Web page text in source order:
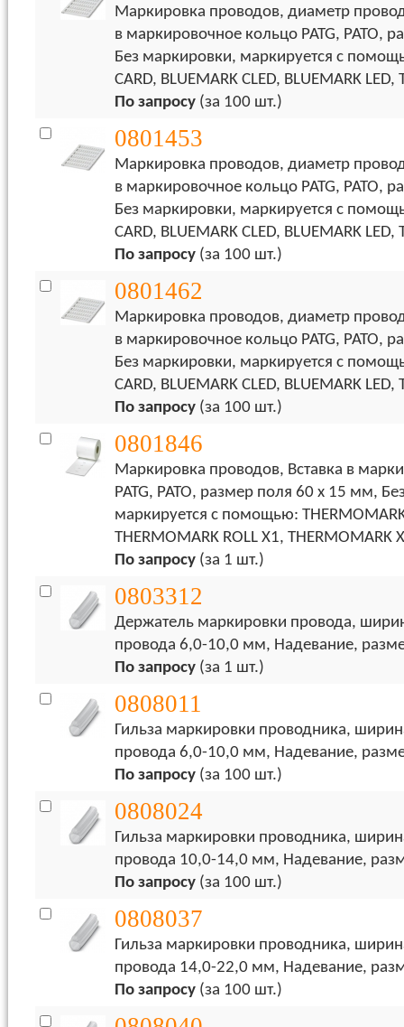
Маркировка проводов, диаметр
в маркировочное кольцо PATG, PATO,
Без маркировки, маркируется с
CARD, BLUEMARK CLED, BLUEMARK LED,
По запросу (за 100 шт.)
0801453
Маркировка проводов, диаметр
в маркировочное кольцо PATG, PATO,
Без маркировки, маркируется с
CARD, BLUEMARK CLED, BLUEMARK LED,
По запросу (за 100 шт.)
0801462
Маркировка проводов, диаметр
в маркировочное кольцо PATG, PATO,
Без маркировки, маркируется с
CARD, BLUEMARK CLED, BLUEMARK LED,
По запросу (за 100 шт.)
0801846
Маркировка проводов, Вставка в
PATG, PATO, размер поля 60 х 15 мм,
маркируется с помощью:
THERMOMARK ROLL X1, THERMOMARK
По запросу (за 1 шт.)
0803312
Держатель маркировки провода,
провода 6,0-10,0 мм, Надевание,
По запросу (за 1 шт.)
0808011
Гильза маркировки проводника,
провода 6,0-10,0 мм, Надевание,
По запросу (за 100 шт.)
0808024
Гильза маркировки проводника,
провода 10,0-14,0 мм, Надевание,
По запросу (за 100 шт.)
0808037
Гильза маркировки проводника,
провода 14,0-22,0 мм, Надевание,
По запросу (за 100 шт.)